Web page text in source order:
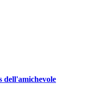
dell'amichevole